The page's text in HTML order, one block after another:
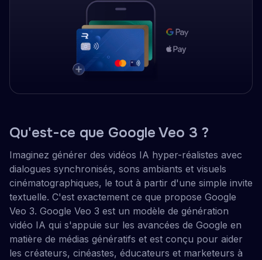
Qu'est-ce que Google Veo 3 ?
Imaginez générer des vidéos IA hyper-réalistes avec
dialogues synchronisés, sons ambiants et visuels
cinématographiques, le tout à partir d'une simple invite
textuelle. C'est exactement ce que propose Google
Veo 3. Google Veo 3 est un modèle de génération
vidéo IA qui s'appuie sur les avancées de Google en
matière de médias génératifs et est conçu pour aider
les créateurs, cinéastes, éducateurs et marketeurs à